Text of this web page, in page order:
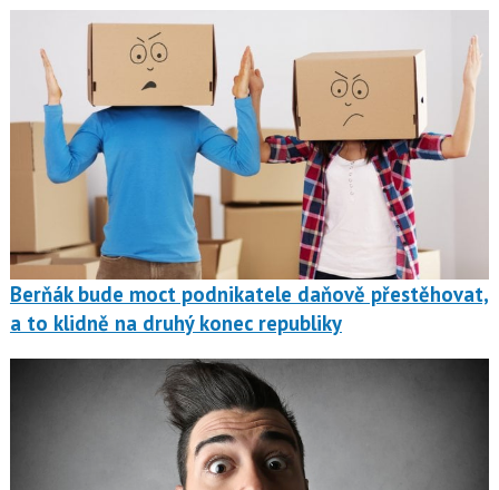
Berňák bude moct podnikatele daňově přestěhovat,
a to klidně na druhý konec republiky